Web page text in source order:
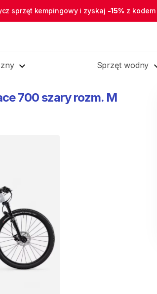
sprzęt kempingowy i zyskaj -15% z kodem
Sprzęt wodny
700szary rozm. M